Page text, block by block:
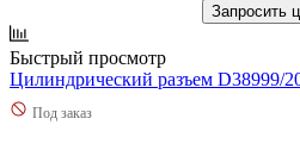
Запросить
Быстрый просмотр
Цилиндрический разъем D38999/
Под заказ